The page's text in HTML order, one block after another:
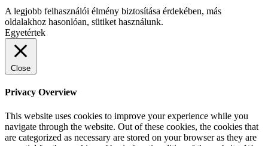
A legjobb felhasználói élmény biztosítása érdekében, más
oldalakhoz hasonlóan, sütiket használunk.
Egyetértek
Close
Privacy Overview
This website uses cookies to improve your experience while you
navigate through the website. Out of these cookies, the cookies that
are categorized as necessary are stored on your browser as they are